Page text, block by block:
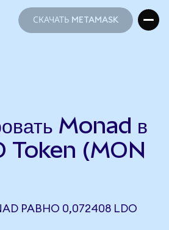
СКАЧАТЬ METAMASK
Monad в
Token (MON
РАВНО 0,072408 LDO